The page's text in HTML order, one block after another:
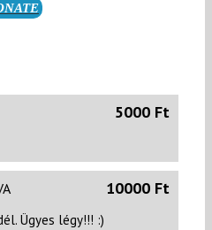
5000 Ft
10000 Ft
Ügyes légy!!! :)